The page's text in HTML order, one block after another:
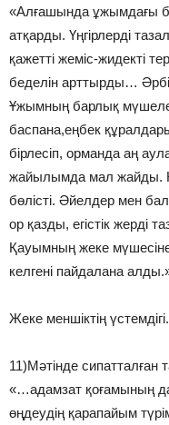
«Алғашында ұжымдағы
атқарды. Үңгірлерді
қажетті жеміс-жидекті
беделін арттырды…
Ұжымның барлық
баспана,еңбек
бірлесіп, орманда аң
жайылымда мал жайды.
бөлісті. Әйелдер мен
ор қазды, егістік жерді
Қауымның жеке мүшесіне
келгені пайдалана
Жеке меншіктің үстемдігі.
11)Мәтінде сипатталған
«…адамзат қоғамының
өңдеудің қарапайым